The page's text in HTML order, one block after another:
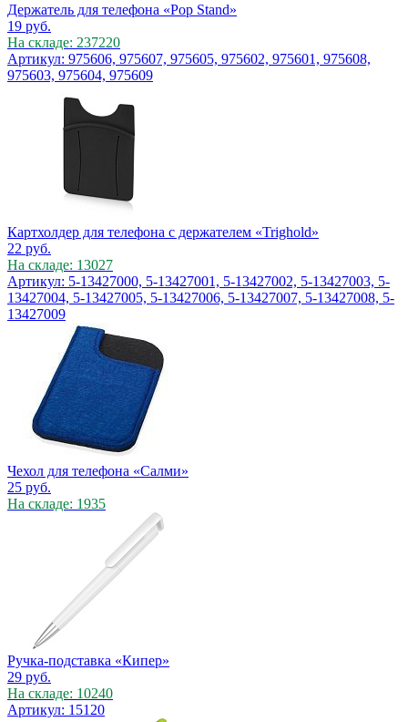
Держатель для телефона «Pop Stand»
19 руб.
На складе: 237220
Артикул: 975606, 975607, 975605, 975602, 975601, 975608,
975603, 975604, 975609
Картхолдер для телефона с держателем «Trighold»
22 руб.
На складе: 13027
Артикул: 5-13427000, 5-13427001, 5-13427002, 5-13427003, 5-
13427004, 5-13427005, 5-13427006, 5-13427007, 5-13427008, 5-
13427009
Чехол для телефона «Салми»
25 руб.
На складе: 1935
Ручка-подставка «Кипер»
29 руб.
На складе: 10240
Артикул: 15120